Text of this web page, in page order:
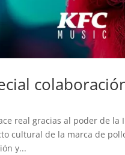
real gracias al poder de
cultural de la marca de
y...